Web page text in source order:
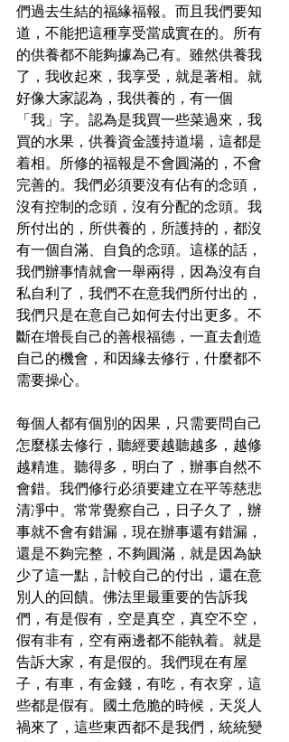
們過去生結的福緣福報。而且我們要知
道，不能把這種享受當成實在的。所有
的供養都不能夠據為己有。雖然供養我
了，我收起來，我享受，就是著相。就
好像大家認為，我供養的，有一個
「我」字。認為是我買一些菜過來，我
買的水果，供養資金護持道場，這都是
着相。所修的福報是不會圓滿的，不會
完善的。我們必須要沒有佔有的念頭，
沒有控制的念頭，沒有分配的念頭。我
所付出的，所供養的，所護持的，都沒
有一個自滿、自負的念頭。這樣的話，
我們辦事情就會一舉兩得，因為沒有自
私自利了，我們不在意我們所付出的，
我們只是在意自己如何去付出更多。不
斷在增長自己的善根福德，一直去創造
自己的機會，和因緣去修行，什麼都不
需要操心。
每個人都有個別的因果，只需要問自己
怎麼樣去修行，聽經要越聽越多，越修
越精進。聽得多，明白了，辦事自然不
會錯。我們修行必須要建立在平等慈悲
清凈中。常常覺察自己，日子久了，辦
事就不會有錯漏，現在辦事還有錯漏，
還是不夠完整，不夠圓滿，就是因為缺
少了這一點，計較自己的付出，還在意
別人的回饋。佛法里最重要的告訴我
們，有是假有，空是真空，真空不空，
假有非有，空有兩邊都不能執着。就是
告訴大家，有是假的。我們現在有屋
子，有車，有金錢，有吃，有衣穿，這
些都是假有。國土危脆的時候，天災人
禍來了，這些東西都不是我們，統統變